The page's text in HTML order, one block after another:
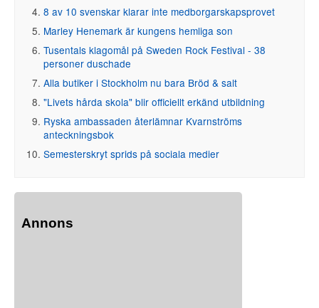
8 av 10 svenskar klarar inte medborgarskapsprovet
Marley Henemark är kungens hemliga son
Tusentals klagomål på Sweden Rock Festival - 38
personer duschade
Alla butiker i Stockholm nu bara Bröd & salt
"Livets hårda skola" blir officiellt erkänd utbildning
Ryska ambassaden återlämnar Kvarnströms
anteckningsbok
Semesterskryt sprids på sociala medier
Annons